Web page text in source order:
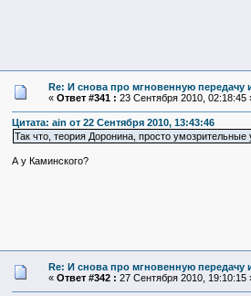
Re: И снова про мгновенную
« Ответ #341 : 23 Сентября 2010, 02:18:45
Цитата: ain от 22 Сентября 2010, 13:43:46
Так что, теория Доронина, просто умозрительные
А у Каминского?
Re: И снова про мгновенную
« Ответ #342 : 27 Сентября 2010, 19:10:15